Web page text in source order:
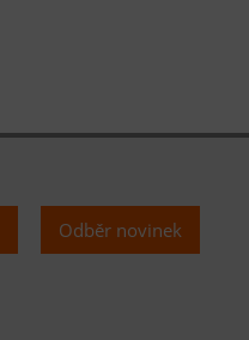
Odběr novinek